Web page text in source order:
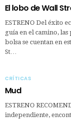
El lobo de Wall
ESTRENO Del éxito
guía en el camino,
bolsa se cuentan en
St…
CRÍTICAS
Mud
ESTRENO
independiente,